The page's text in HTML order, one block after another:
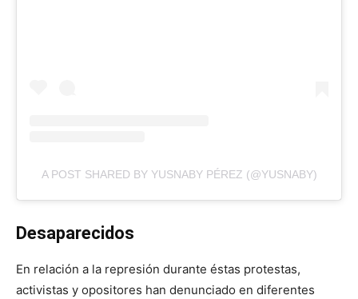
A POST SHARED BY YUSNABY PÉREZ (@YUSNABY)
Desaparecidos
En relación a la represión durante éstas protestas,
activistas y opositores han denunciado en diferentes